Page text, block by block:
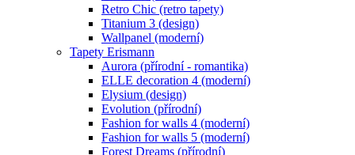
Retro Chic (retro tapety)
Titanium 3 (design)
Wallpanel (moderní)
Tapety Erismann
Aurora (přírodní - romantika)
ELLE decoration 4 (moderní)
Elysium (design)
Evolution (přírodní)
Fashion for walls 4 (moderní)
Fashion for walls 5 (moderní)
Forest Dreams (přírodní)